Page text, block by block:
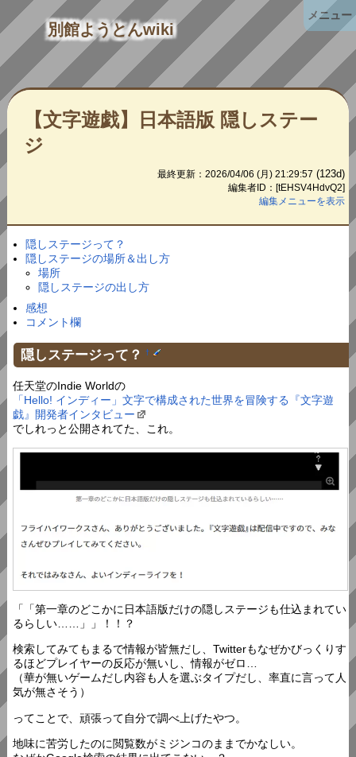
別館ようとんwiki
【文字遊戯】日本語版 隠しステー
ジ
最終更新：2026/04/06 (月) 21:29:57 (123d)
編集者ID：[tEHSV4HdvQ2]
編集メニューを表示
隠しステージって？
隠しステージの場所＆出し方
場所
隠しステージの出し方
感想
コメント欄
隠しステージって？ †
任天堂のIndie Worldの
「Hello! インディー」文字で構成された世界を冒険する『文字遊
戯』開発者インタビュー
でしれっと公開されてた、これ。
「「第一章のどこかに日本語版だけの隠しステージも仕込まれてい
るらしい……」」！！？
検索してみてもまるで情報が皆無だし、Twitterもなぜかびっくりす
るほどプレイヤーの反応が無いし、情報がゼロ…
（華が無いゲームだし内容も人を選ぶタイプだし、率直に言って人
気が無さそう）
ってことで、頑張って自分で調べ上げたやつ。
地味に苦労したのに閲覧数がミジンコのままでかなしい。
メニュー